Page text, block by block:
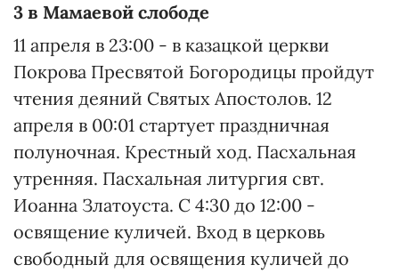
3 в Мамаевой слободе
11 апреля в 23:00 - в казацкой церкви
Покрова Пресвятой Богородицы пройдут
чтения деяний Святых Апостолов. 12
апреля в 00:01 стартует праздничная
полуночная. Крестный ход. Пасхальная
утренняя. Пасхальная литургия свт.
Иоанна Златоуста. С 4:30 до 12:00 -
освящение куличей. Вход в церковь
свободный для освящения куличей до